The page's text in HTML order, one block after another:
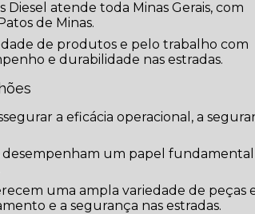
atende toda Minas Gerais, com
de Minas.
de produtos e pelo trabalho com
e durabilidade nas estradas.
a eficácia operacional, a
desempenham um papel
uma ampla variedade de peças
e a segurança nas estradas.